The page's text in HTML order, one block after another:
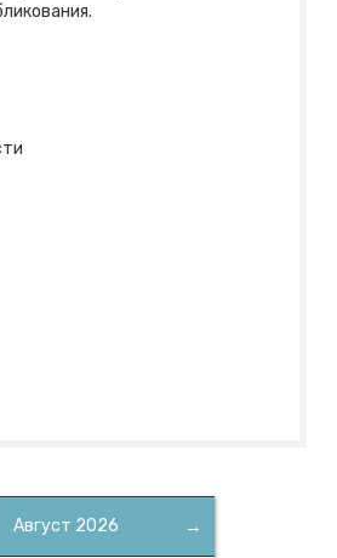
области
→
Август 2026